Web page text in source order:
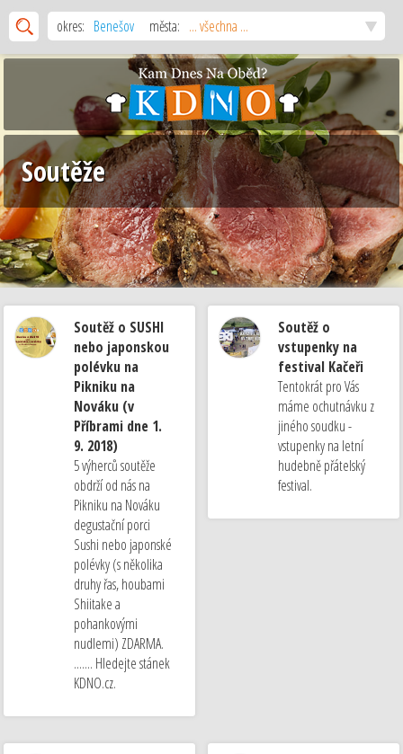
okres: Benešov města: ... všechna ...
Soutěže
Soutěž o SUSHI
nebo japonskou
polévku na
Pikniku na
Nováku (v
Příbrami dne 1.
9. 2018)
5 výherců soutěže
obdrží od nás na
Pikniku na Nováku
degustační porci
Sushi nebo japonské
polévky (s několika
druhy řas, houbami
Shiitake a
pohankovými
nudlemi) ZDARMA.
....... Hledejte stánek
KDNO.cz.
Soutěž o
vstupenky na
festival Kačeři
Tentokrát pro Vás
máme ochutnávku z
jiného soudku -
vstupenky na letní
hudebně přátelský
festival.